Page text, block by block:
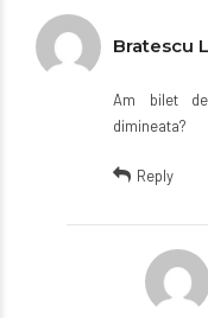
Bratescu
Am bilet
dimineata?
Reply